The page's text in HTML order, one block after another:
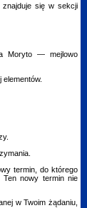
znajduje się w sekcji
Moryto — mejlowo
termin, do którego
Ten nowy termin nie
w Twoim żądaniu,